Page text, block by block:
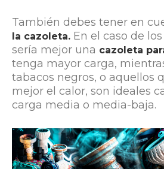
También debes tener en
la cazoleta. En el caso de
sería mejor una cazoleta
tenga mayor carga,
tabacos negros, o aquellos
mejor el calor, son ideales
carga media o media-baja.